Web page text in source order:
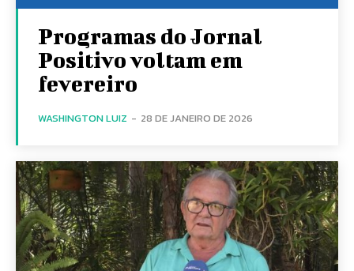
Programas do Jornal
Positivo voltam em
fevereiro
WASHINGTON LUIZ - 28 DE JANEIRO DE 2026